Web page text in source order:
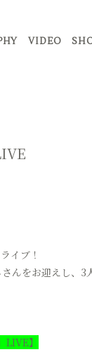
VIDEO
イブ！
んをお迎えし
】